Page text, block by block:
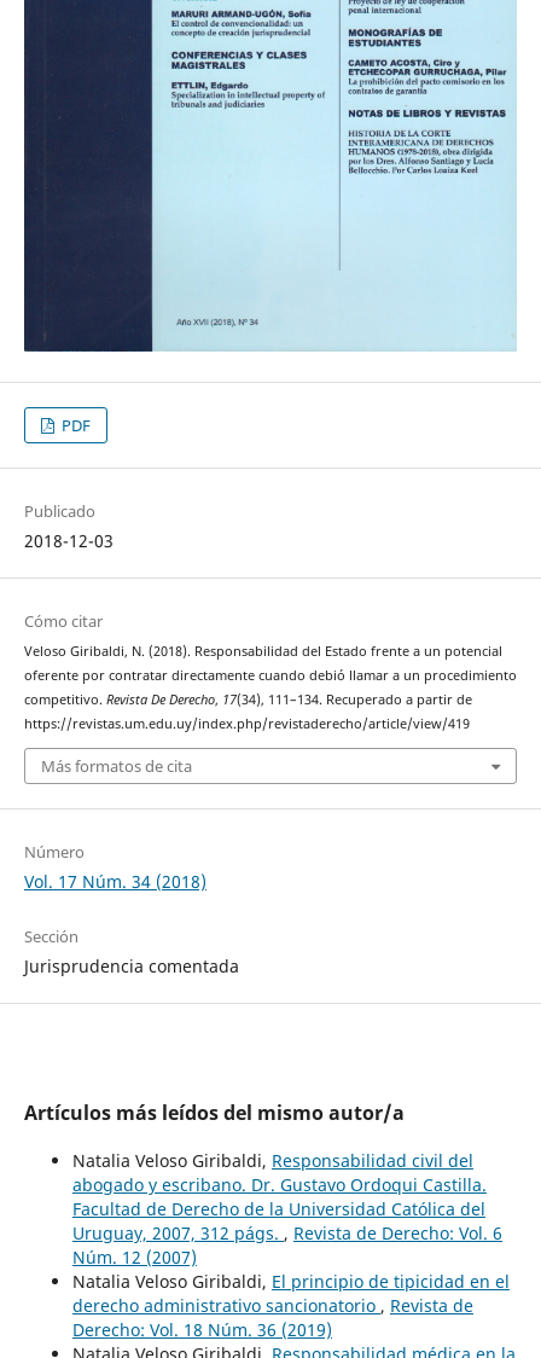
PDF
Publicado
2018-12-03
Cómo citar
Veloso Giribaldi, N. (2018). Responsabilidad del Estado frente a un potencial
oferente por contratar directamente cuando debió llamar a un procedimiento
competitivo. Revista De Derecho, 17(34), 111–134. Recuperado a partir de
https://revistas.um.edu.uy/index.php/revistaderecho/article/view/419
Más formatos de cita
Número
Vol. 17 Núm. 34 (2018)
Sección
Jurisprudencia comentada
Artículos más leídos del mismo autor/a
Natalia Veloso Giribaldi, Responsabilidad civil del
abogado y escribano. Dr. Gustavo Ordoqui Castilla.
Facultad de Derecho de la Universidad Católica del
Uruguay, 2007, 312 págs. , Revista de Derecho: Vol. 6
Núm. 12 (2007)
Natalia Veloso Giribaldi, El principio de tipicidad en el
derecho administrativo sancionatorio , Revista de
Derecho: Vol. 18 Núm. 36 (2019)